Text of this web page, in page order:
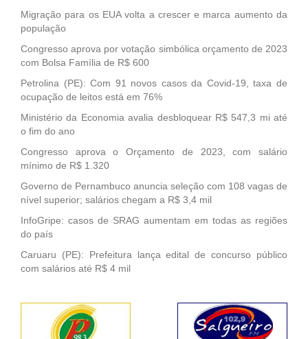
Migração para os EUA volta a crescer e marca aumento da
população
Congresso aprova por votação simbólica orçamento de 2023
com Bolsa Família de R$ 600
Petrolina (PE): Com 91 novos casos da Covid-19, taxa de
ocupação de leitos está em 76%
Ministério da Economia avalia desbloquear R$ 547,3 mi até
o fim do ano
Congresso aprova o Orçamento de 2023, com salário
mínimo de R$ 1.320
Governo de Pernambuco anuncia seleção com 108 vagas de
nível superior; salários chegam a R$ 3,4 mil
InfoGripe: casos de SRAG aumentam em todas as regiões
do país
Caruaru (PE): Prefeitura lança edital de concurso público
com salários até R$ 4 mil